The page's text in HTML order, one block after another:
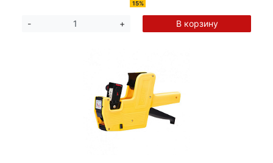
15%
- + В корзину